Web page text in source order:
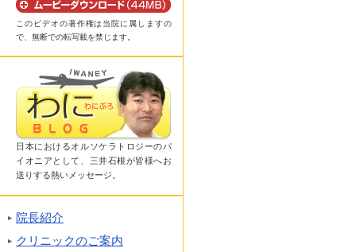
このビデオの著作権は当院に属しますの
で、無断での転写載を禁じます。
日本におけるオルソケラトロジーのパ
イオニアとして、三井石根が皆様へお
送りする熱いメッセージ。
院長紹介
クリニックのご案内